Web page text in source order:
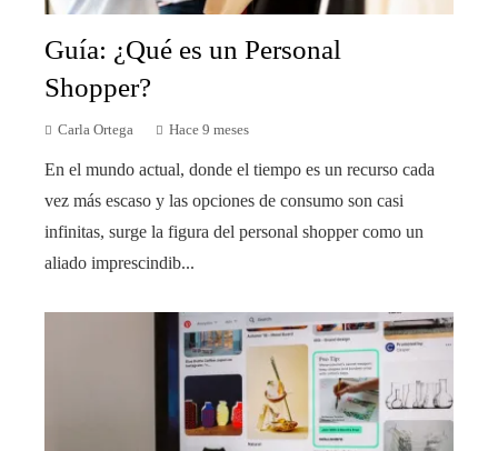
Guía: ¿Qué es un Personal
Shopper?
Carla Ortega Hace 9 meses
En el mundo actual, donde el tiempo es un recurso cada
vez más escaso y las opciones de consumo son casi
infinitas, surge la figura del personal shopper como un
aliado imprescindib...